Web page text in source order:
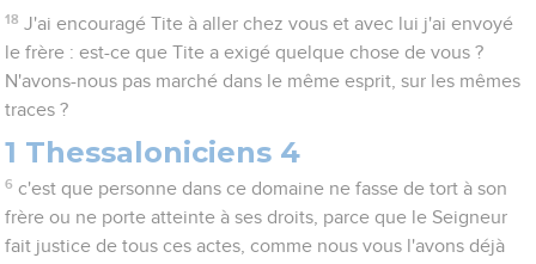
18 J'ai encouragé Tite à aller chez vous et avec lui j'ai envoyé
le frère : est-ce que Tite a exigé quelque chose de vous ?
N'avons-nous pas marché dans le même esprit, sur les mêmes
traces ?
1 Thessaloniciens 4
6 c'est que personne dans ce domaine ne fasse de tort à son
frère ou ne porte atteinte à ses droits, parce que le Seigneur
fait justice de tous ces actes, comme nous vous l'avons déjà